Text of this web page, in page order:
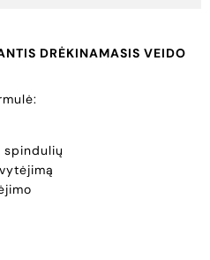
DRĖKINAMASIS VEIDO
spindulių